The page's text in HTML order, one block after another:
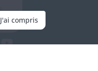
J'ai compris